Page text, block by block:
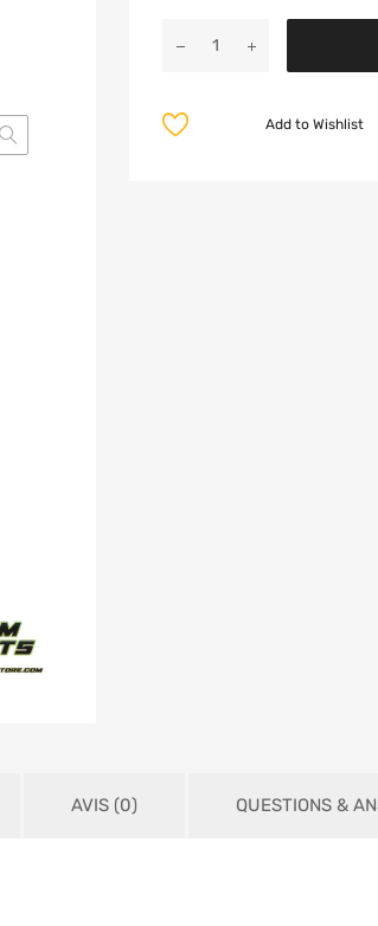
Add to Wishlist
AVIS (0) QUESTIONS &